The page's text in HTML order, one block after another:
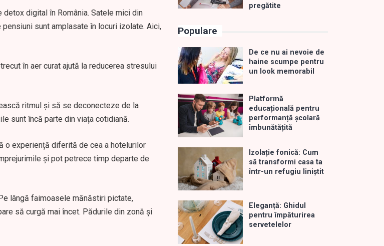
digital în România. Satele mici din
sunt amplasate în locuri izolate. Aici,
în aer curat ajută la reducerea stresului
ritmul și să se deconecteze de la
sunt încă parte din viața cotidiană.
o experiență diferită de cea a hotelurilor
și pot petrece timp departe de
lângă faimoasele mănăstiri pictate,
să curgă mai încet. Pădurile din zonă și
pregătite
Populare
De ce nu ai nevoie de
haine scumpe pentru
un look memorabil
Platformă
educațională pentru
performanță școlară
îmbunătățită
Izolație fonică: Cum
să transformi casa ta
într-un refugiu liniștit
Eleganță: Ghidul
pentru împăturirea
servetelelor